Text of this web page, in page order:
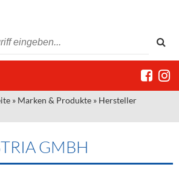
& Großhandel
» Marken & Produkte » Hersteller
GMBH